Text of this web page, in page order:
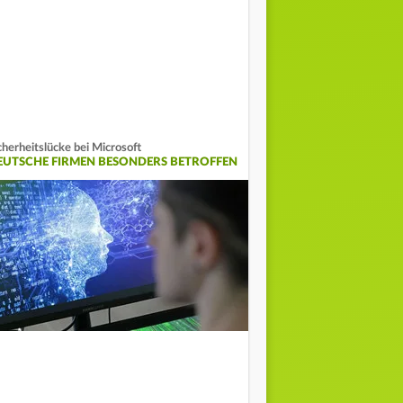
bei Microsoft
FIRMEN BESONDERS BETROFFEN